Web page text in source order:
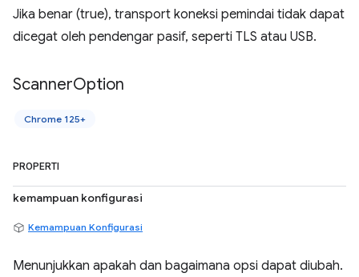
Jika benar (true), transport koneksi pemindai tidak dapat
dicegat oleh pendengar pasif, seperti TLS atau USB.
ScannerOption
Chrome 125+
PROPERTI
kemampuan konfigurasi
Kemampuan Konfigurasi
Menunjukkan apakah dan bagaimana opsi dapat diubah.